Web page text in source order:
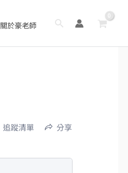
關於豪老師
搜
尋
追蹤清單 分享